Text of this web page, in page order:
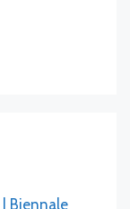
| Biennale